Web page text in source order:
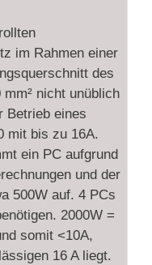
im Rahmen einer
des
nicht unüblich
Betrieb eines
mit bis zu 16A.
ein PC aufgrund
und der
500W auf. 4 PCs
2000W =
somit <10A,
16 A liegt.